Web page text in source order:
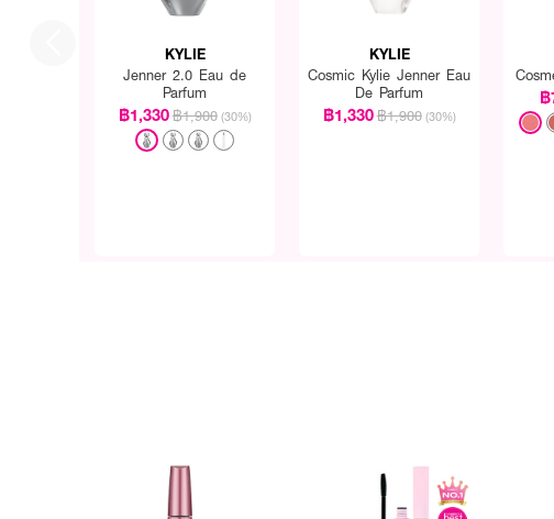
KYLIE
Jenner 2.0 Eau de
Parfum
฿1,330฿1,900 (30%)
KYLIE
Cosmic Kylie Jenner Eau
De Parfum
฿1,330฿1,900 (30%)
฿